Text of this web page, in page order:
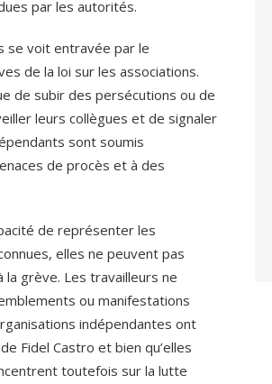
par les autorités.
se voit entravée par le
de la loi sur les associations.
de subir des persécutions ou de
leurs collègues et de signaler
sont soumis
de procès et à des
de représenter les
elles ne peuvent pas
grève. Les travailleurs ne
ou manifestations
indépendantes ont
Fidel Castro et bien qu’elles
toutefois sur la lutte